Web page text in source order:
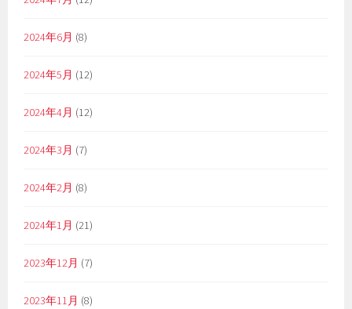
2024年6月 (8)
2024年5月 (12)
2024年4月 (12)
2024年3月 (7)
2024年2月 (8)
2024年1月 (21)
2023年12月 (7)
2023年11月 (8)